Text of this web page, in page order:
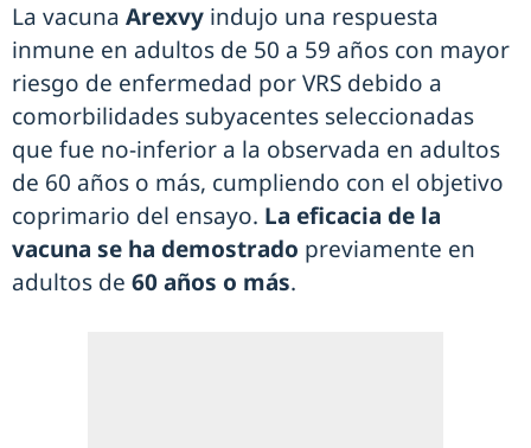
La vacuna Arexvy indujo una respuesta
inmune en adultos de 50 a 59 años con mayor
riesgo de enfermedad por VRS debido a
comorbilidades subyacentes seleccionadas
que fue no-inferior a la observada en adultos
de 60 años o más, cumpliendo con el objetivo
coprimario del ensayo. La eficacia de la
vacuna se ha demostrado previamente en
adultos de 60 años o más.